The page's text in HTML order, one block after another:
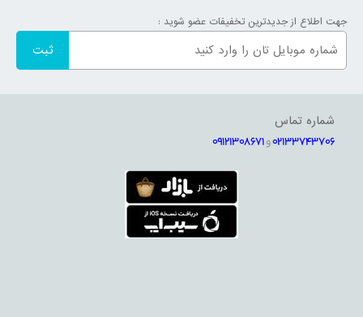
جهت اطلاع از جدیدترین تخفیفات عضو شوید :
شماره تماس
02133743706و09121308671